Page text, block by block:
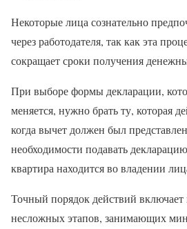
Некоторые лица сознательно
через работодателя, так как эта
сокращает сроки получения
При выборе формы декларации,
меняется, нужно брать ту, которая
когда вычет должен был
необходимости подавать
квартира находится во владении
Точный порядок действий включает
несложных этапов, занимающих